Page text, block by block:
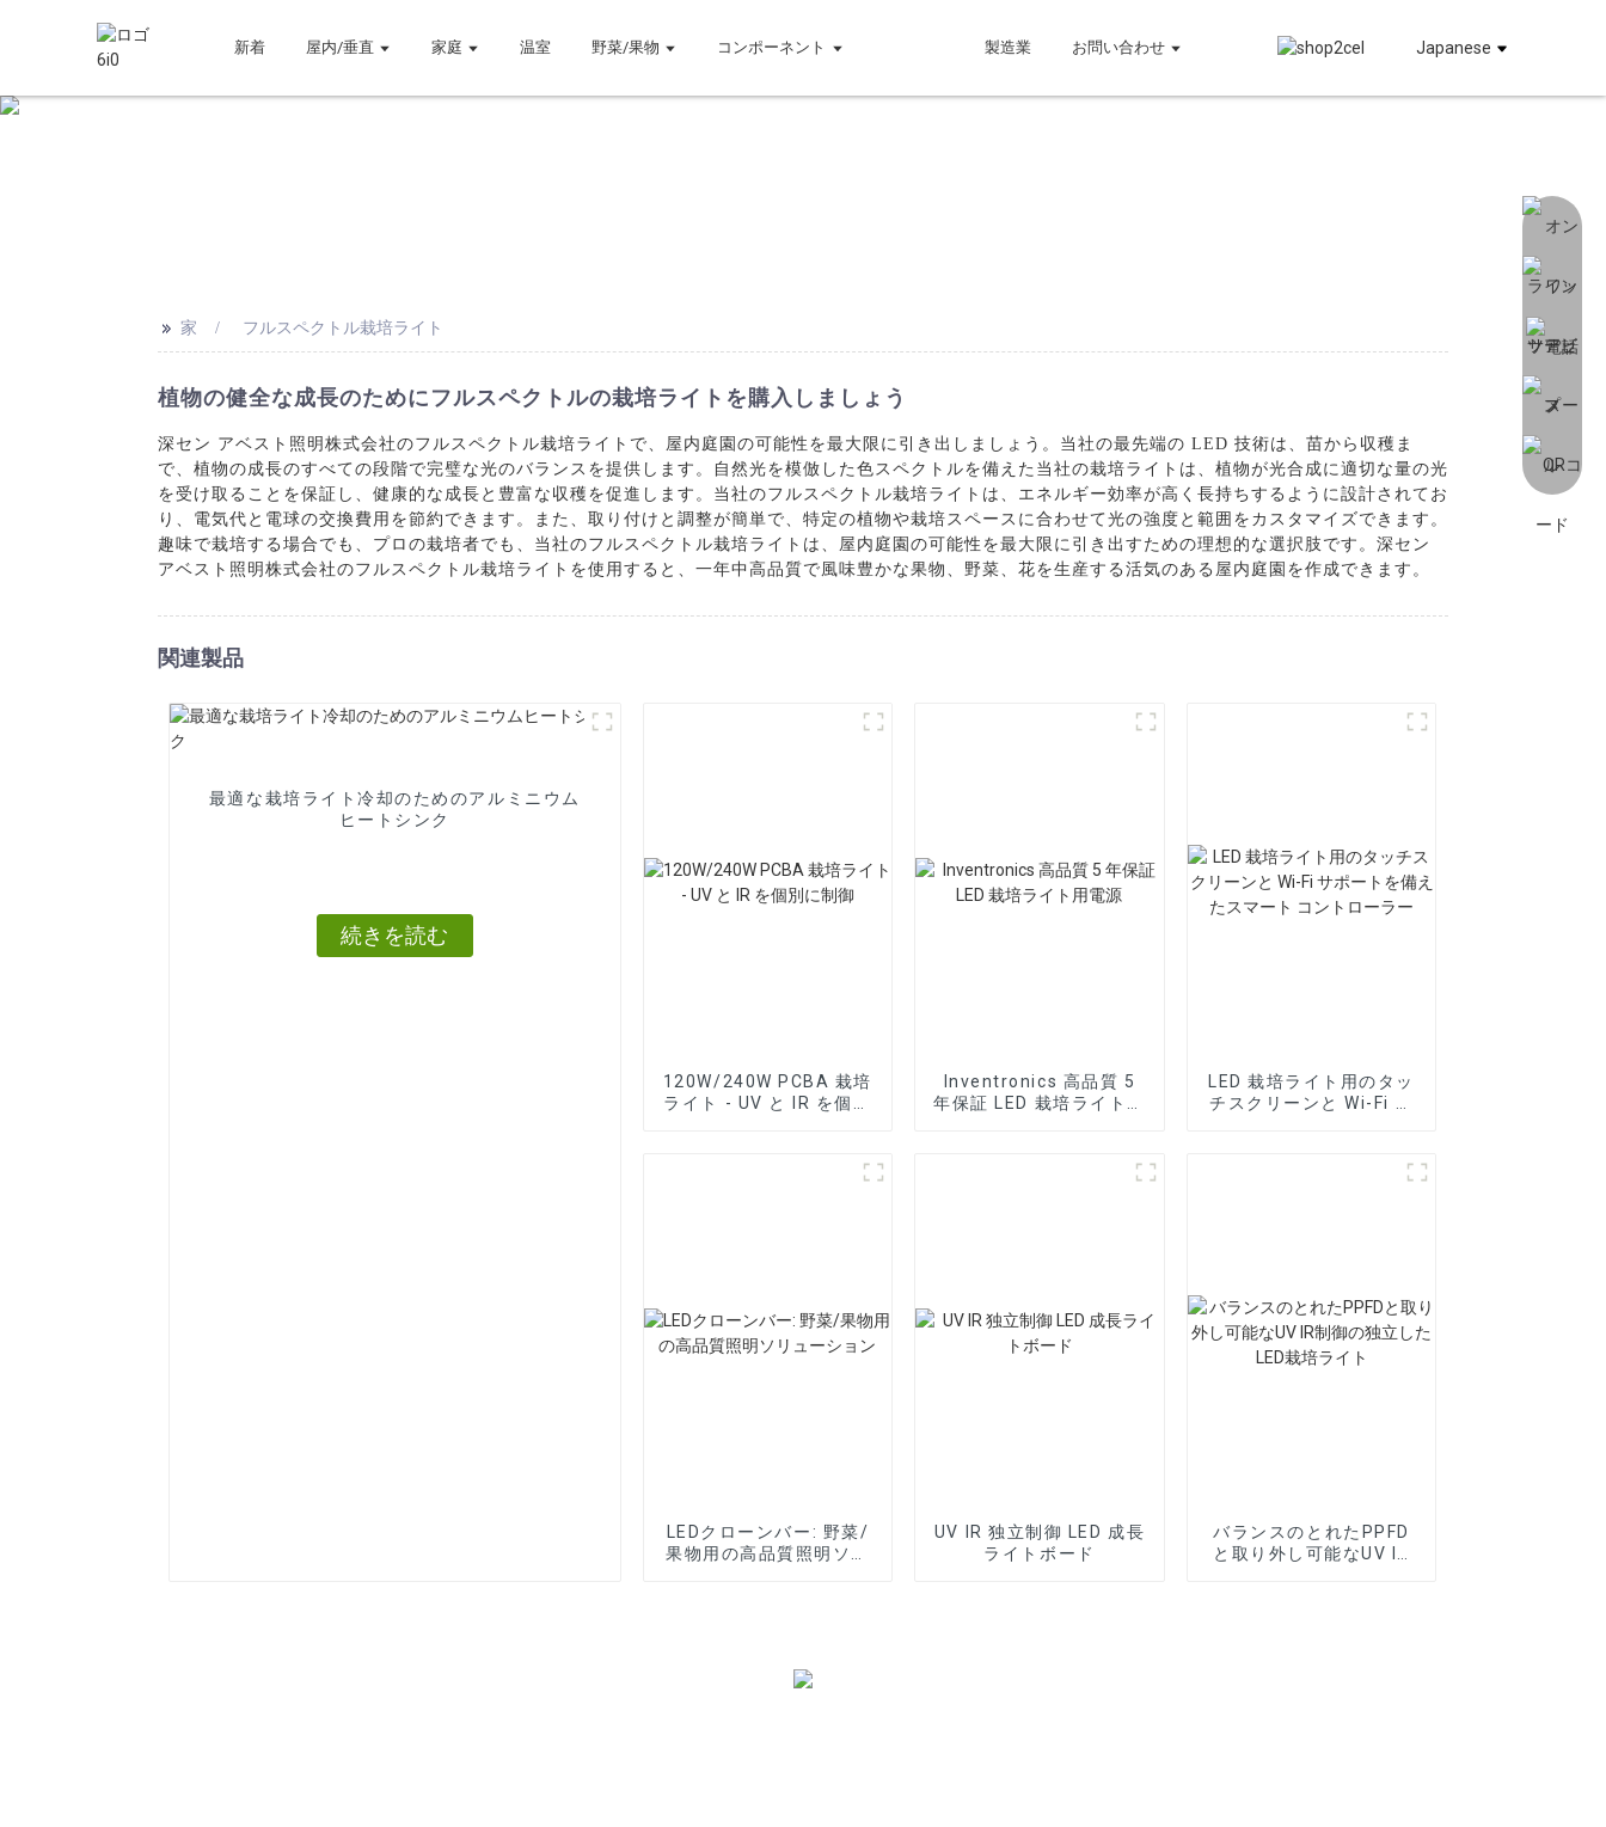
新着 屋内/垂直 家庭 温室 野菜/果物 コンポーネント 製造業 お問い合わせ Japanese
>> 家 フルスペクトル栽培ライト
植物の健全な成長のためにフルスペクトルの栽培ライトを購入しましょう
深セン アベスト照明株式会社のフルスペクトル栽培ライトで、屋内庭園の可能性を最大限に引き出しましょう。当社の最先端の LED 技術は、苗から収穫ま
で、植物の成長のすべての段階で完璧な光のバランスを提供します。自然光を模倣した色スペクトルを備えた当社の栽培ライトは、植物が光合成に適切な量の光
を受け取ることを保証し、健康的な成長と豊富な収穫を促進します。当社のフルスペクトル栽培ライトは、エネルギー効率が高く長持ちするように設計されてお
り、電気代と電球の交換費用を節約できます。また、取り付けと調整が簡単で、特定の植物や栽培スペースに合わせて光の強度と範囲をカスタマイズできます。
趣味で栽培する場合でも、プロの栽培者でも、当社のフルスペクトル栽培ライトは、屋内庭園の可能性を最大限に引き出すための理想的な選択肢です。深セン
アベスト照明株式会社のフルスペクトル栽培ライトを使用すると、一年中高品質で風味豊かな果物、野菜、花を生産する活気のある屋内庭園を作成できます。
関連製品
最適な栽培ライト冷却のためのアルミニウム
ヒートシンク
続きを読む
120W/240W PCBA 栽培
ライト - UV と IR を個別
Inventronics 高品質 5
年保証 LED 栽培ライト用
LED 栽培ライト用のタッ
チスクリーンと Wi-Fi サ
LEDクローンバー: 野菜/
果物用の高品質照明ソリ
UV IR 独立制御 LED 成長
ライトボード
バランスのとれたPPFD
と取り外し可能なUV IR